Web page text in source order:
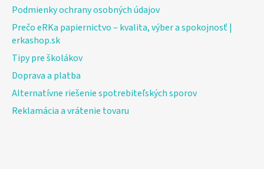
Podmienky ochrany osobných údajov
Prečo eRKa papiernictvo – kvalita, výber a spokojnosť |
erkashop.sk
Tipy pre školákov
Doprava a platba
Alternatívne riešenie spotrebiteľských sporov
Reklamácia a vrátenie tovaru